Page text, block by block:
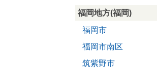
福岡地方(福岡)
福岡市
福岡市南区
筑紫野市